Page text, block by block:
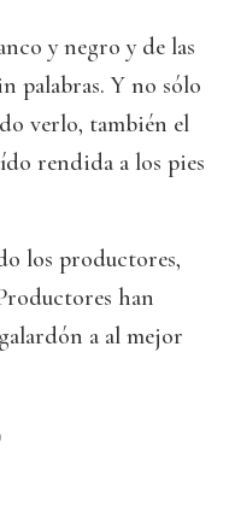
y negro y de las
palabras. Y no sólo
verlo, también el
rendida a los pies
los productores,
han
a al mejor